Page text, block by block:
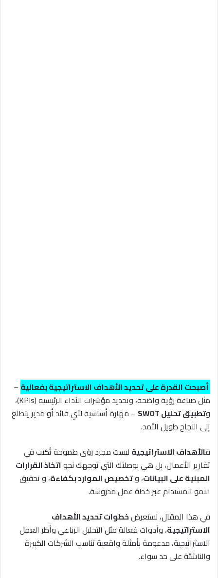
أصبحت القدرة على تحديد الأهداف الاستراتيجية بفعالية –
مثل صياغة رؤية واضحة، وتحديد مؤشرات الأداء الرئيسية (KPIs)،
وتطبيق تحليل SWOT
– مهارة أساسية لأي قائد أو مدير يتطلع
إلى النجاح طويل الأمد.
فالأهداف الاستراتيجية ليست مجرد رؤى طموحة تُكتب في
تقارير الأعمال، بل هي بوصلتك التي توجهك نحواتخاذ القرارات
المبنية على البيانات، وتخصيص الموارد بكفاءة، و تحقيق
النمو المستدام عبر خطة عمل مدروسة.
في هذا المقال، نستعرضخطوات تحديد الأهداف
الاستراتيجية، وأدوات فعالة مثل التحليل الرباعي وأطر العمل
الاستراتيجية، مدعومة بأمثلة واقعية تناسب الشركات الكبيرة
والناشئة على حد سواء.